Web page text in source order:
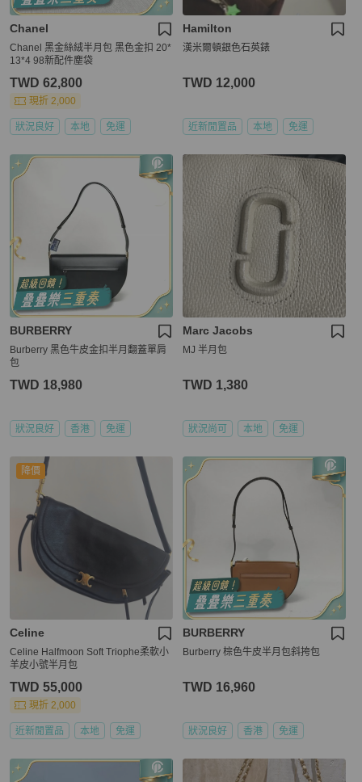
Chanel
Chanel 黑金絲絨半月包 黑色金扣 20*
13*4 98新配件塵袋
TWD 62,800
現折 2,000
狀況良好 本地 免運
Hamilton
漢米爾頓銀色石英錶
TWD 12,000
近新閒置品 本地 免運
BURBERRY
Burberry 黑色牛皮金扣半月翻蓋單肩
包
TWD 18,980
狀況良好 香港 免運
Marc Jacobs
MJ 半月包
TWD 1,380
狀況尚可 本地 免運
降價
Celine
Celine Halfmoon Soft Triophe柔軟小
羊皮小號半月包
TWD 55,000
現折 2,000
近新閒置品 本地 免運
BURBERRY
Burberry 棕色牛皮半月包斜挎包
TWD 16,960
狀況良好 香港 免運